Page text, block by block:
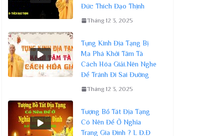
Đức Thích Đạo Thịnh
Tháng 12 3, 2025
Tụng Kinh Địa Tạng Bị
Ma Phá Khởi Tâm Tà
Cách Hóa Giải.Nên Nghe
Để Tránh Đi Sai Đường
Tháng 12 3, 2025
Tượng Bồ Tát Địa Tạng
Có Nên Để Ở Nghĩa
Trang Gia Đình ? L Đ.Đ